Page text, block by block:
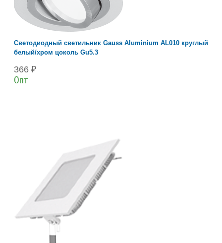
Светодиодный светильник Gauss Aluminium AL010 круглый
белый/хром цоколь Gu5.3
366 ₽
Опт